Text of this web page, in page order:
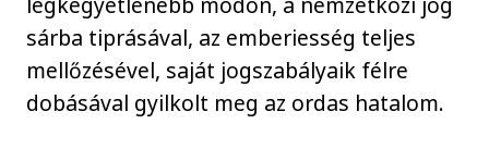
sárba tiprásával, az emberiesség teljes
mellőzésével, saját jogszabályaik félre
dobásával gyilkolt meg az ordas hatalom.